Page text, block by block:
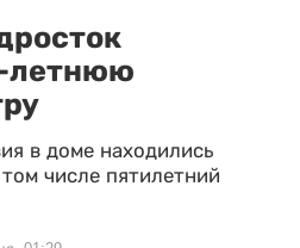
летнюю
в доме находились
числе пятилетний